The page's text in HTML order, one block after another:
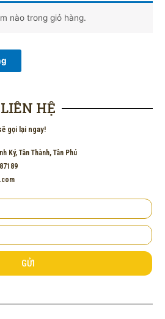
nào trong giỏ hàng.
LIÊN HỆ
gọi lại ngay!
Ký, Tân Thành, Tân Phú
GỬI